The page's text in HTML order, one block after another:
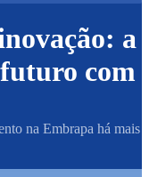
a
com
na Embrapa há mais